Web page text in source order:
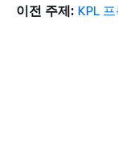
이전 주제: KPL